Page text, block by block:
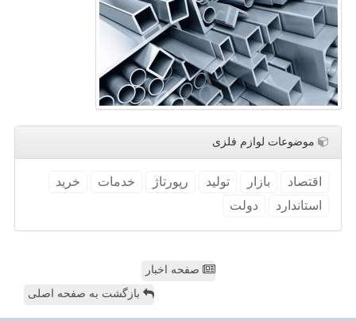
موضوعات لوازم فلزی
اقتصاد بازار تولید رپورتاژ خدمات
خرید
استاندارد
دولت
صفحه اخبار
بازگشت به صفحه اصلی